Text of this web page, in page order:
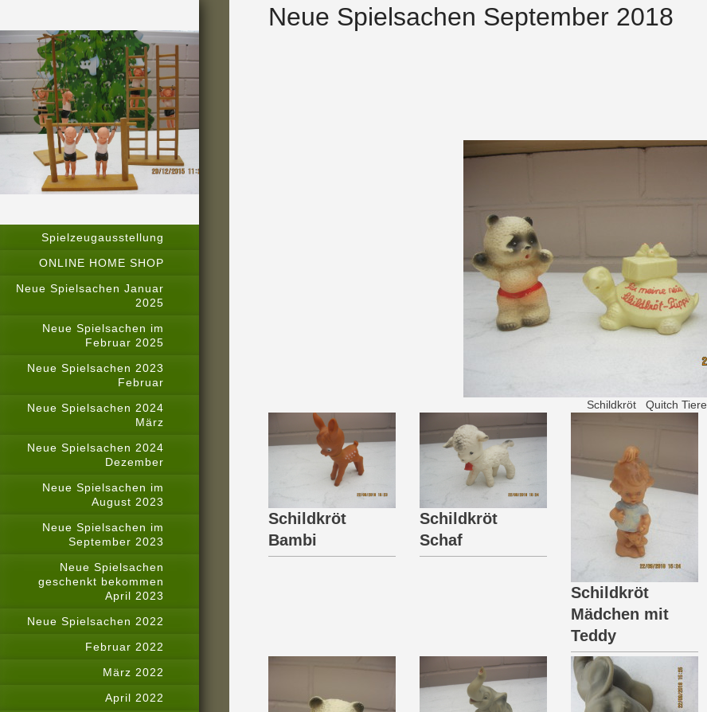
Spielzeugausstellung
ONLINE HOME SHOP
Neue Spielsachen Januar
2025
Neue Spielsachen im
Februar 2025
Neue Spielsachen 2023
Februar
Neue Spielsachen 2024
März
Neue Spielsachen 2024
Dezember
Neue Spielsachen im
August 2023
Neue Spielsachen im
September 2023
Neue Spielsachen
geschenkt bekommen
April 2023
Neue Spielsachen 2022
Februar 2022
März 2022
April 2022
Neue Spielsachen September 2018
Schildkröt Quitch Tiere
Schildkröt
Bambi
Schildkröt
Schaf
Schildkröt
Mädchen mit
Teddy